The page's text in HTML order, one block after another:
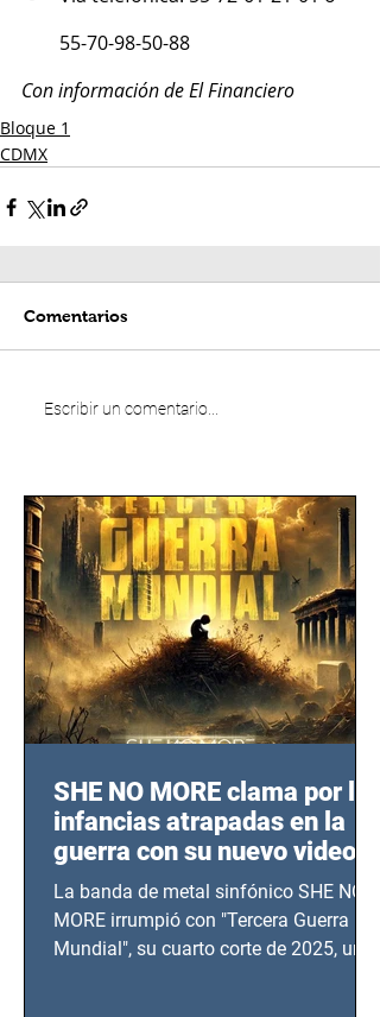
55-70-98-50-88
Con información de El Financiero
Bloque 1
CDMX
Comentarios
Escribir un comentario...
SHE NO MORE clama por las
infancias atrapadas en la
guerra con su nuevo video
TERCERA GUERRA
MUNDIAL
La banda de metal sinfónico SHE NO
MORE irrumpió con "Tercera Guerra
Mundial", su cuarto corte de 2025, un